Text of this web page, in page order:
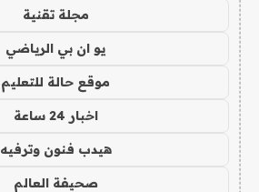
مجلة تقنية
يو ان بي الرياضي
موقع حالة للتعليم
اخبار 24 ساعة
هيدب فنون وترفيه
صحيفة العالم